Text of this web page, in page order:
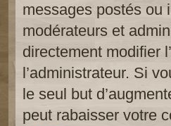
messages postés ou
modérateurs et
directement modifier
l’administrateur. Si
le seul but
peut rabaisser votre